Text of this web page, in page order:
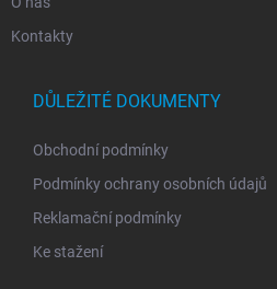
Kontakty
DŮLEŽITÉ DOKUMENTY
Obchodní podmínky
Podmínky ochrany osobních údajů
Reklamační podmínky
Ke stažení